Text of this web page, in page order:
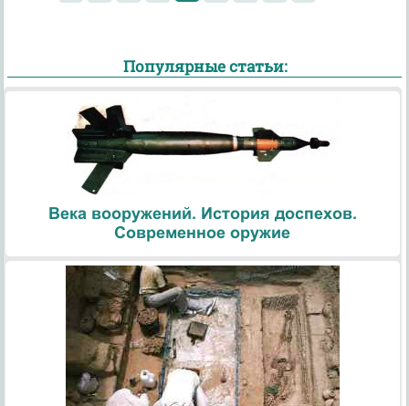
Популярные статьи:
Века вооружений. История доспехов.
Современное оружие